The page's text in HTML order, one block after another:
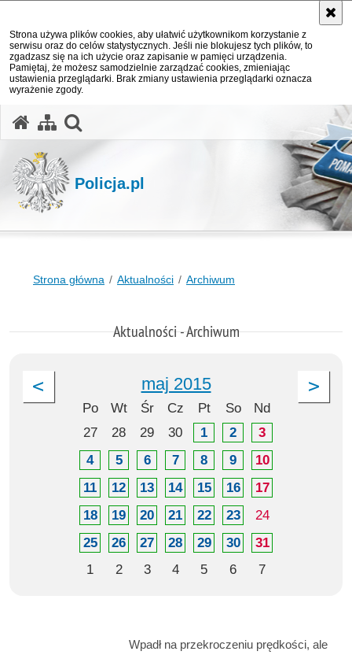
Strona używa plików cookies, aby ułatwić użytkownikom korzystanie z
serwisu oraz do celów statystycznych. Jeśli nie blokujesz tych plików, to
zgadzasz się na ich użycie oraz zapisanie w pamięci urządzenia.
Pamiętaj, że możesz samodzielnie zarządzać cookies, zmieniając
ustawienia przeglądarki. Brak zmiany ustawienia przeglądarki oznacza
wyrażenie zgody.
Policja.pl
Strona główna Aktualności Archiwum
Aktualności - Archiwum
maj 2015
Po Wt Śr Cz Pt So
Nd
27
28 29 30 1 2
3
4
5 6 7 8 9
10
11
12 13 14 15 16
17
18
19 20 21 22 23
24
25
26 27 28 29 30
31
1
2 3 4 5 6 7
Wpadł na przekroczeniu prędkości, ale